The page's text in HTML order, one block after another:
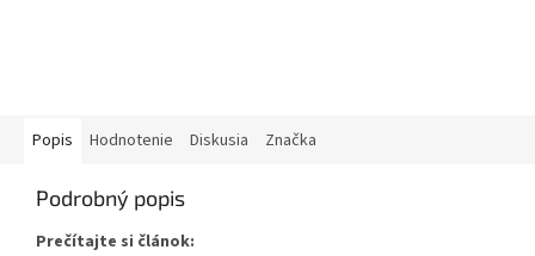
Popis Hodnotenie Diskusia Značka
Podrobný popis
Prečítajte si článok: